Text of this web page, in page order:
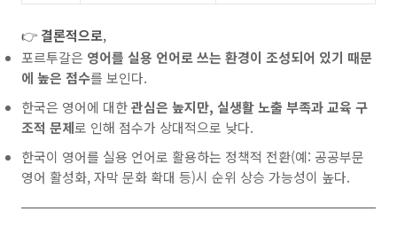
👉 결론적으로,
포르투갈은 영어를 실용 언어로 쓰는 환경이 조성되어 있기 때문
에 높은 점수를 보인다.
한국은 영어에 대한관심은 높지만, 실생활 노출 부족과 교육 구
조적 문제로 인해 점수가 상대적으로 낮다.
한국이 영어를 실용 언어로 활용하는 정책적 전환(예: 공공부문
영어 활성화, 자막 문화 확대 등)시 순위 상승 가능성이 높다.